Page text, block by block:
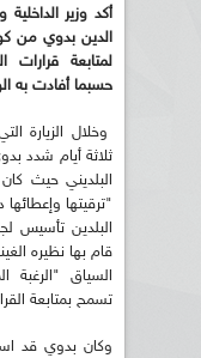
أكد وزير الداخلية
الدين بدوي من
لمتابعة قرارات
حسبما أفادت به
وخلال الزيارة
ثلاثة أيام شدد
البلديني حيث
"ترقيتها
البلدين تأسيس
قام بها نظيره
السياق "الرغبة
تسمح بمتابعة
وكان بدوي قد